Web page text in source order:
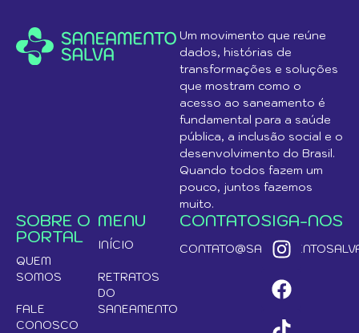
Um movimento que reúne
dados, histórias de
transformações e soluções
que mostram como o
acesso ao saneamento é
fundamental para a saúde
pública, a inclusão social e o
desenvolvimento do Brasil.
Quando todos fazem um
pouco, juntos fazemos
muito.
SOBRE O
PORTAL
QUEM
SOMOS
FALE
CONOSCO
MENU
INÍCIO
RETRATOS
DO
SANEAMENTO
CONTATOSIGA-NOS